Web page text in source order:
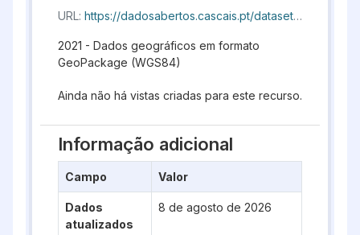
URL: https://dadosabertos.cascais.pt/dataset/f7ec947d-63cd-4574-b6ef-41102734431e/resource/26867cd1-8148-4817-af74-638986e295f6/download/geocascais-seccaoestatistica_20260808_193951.gpkg
2021 - Dados geográficos em formato
GeoPackage (WGS84)
Ainda não há vistas criadas para este recurso.
Informação adicional
Campo Valor
Dados
atualizados
8 de agosto de 2026